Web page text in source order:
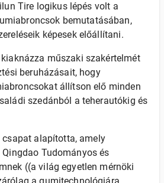
Tire logikus lépés volt a
bemutatásában,
képesek előállítani.
műszaki szakértelmét
beruházásait, hogy
állítson elő minden
szedánból a teherautókig és
alapította, amely
Tudományos és
((a világ egyetlen mérnöki